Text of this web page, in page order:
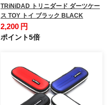
TRiNiDAD トリニダード ダーツケー
ス TOY トイ ブラック BLACK
2,200 円
ポイント5倍